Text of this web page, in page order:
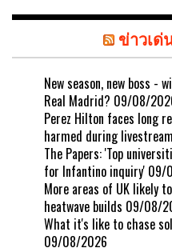
ข่าวเด่
New season, new boss -
Real Madrid? 09/08/
Perez Hilton faces long
harmed during livestream
The Papers: 'Top
for Infantino inquiry' 09/
More areas of UK likely
heatwave builds 09/08/
What it's like to chase
09/08/2026